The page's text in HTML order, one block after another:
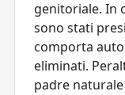
genitoriale. In
sono stati
comporta
eliminati.
padre